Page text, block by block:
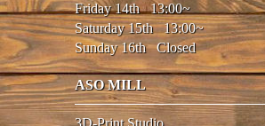
Friday 14th 13:00~
Saturday 15th 13:00~
Sunday 16th Closed
ASO MILL
3D-Print Studio